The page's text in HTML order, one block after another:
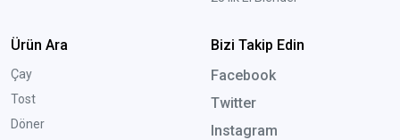
Ürün Ara
Çay
Tost
Döner
Bizi Takip Edin
Facebook
Twitter
Instagram